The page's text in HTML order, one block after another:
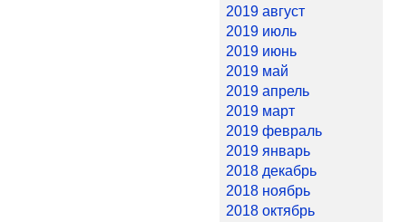
2019 август
2019 июль
2019 июнь
2019 май
2019 апрель
2019 март
2019 февраль
2019 январь
2018 декабрь
2018 ноябрь
2018 октябрь